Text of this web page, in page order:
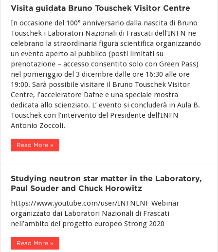
Visita guidata Bruno Touschek Visitor Centre
In occasione del 100° anniversario dalla nascita di Bruno
Touschek i Laboratori Nazionali di Frascati dell’INFN ne
celebrano la straordinaria figura scientifica organizzando
un evento aperto al pubblico (posti limitati su
prenotazione – accesso consentito solo con Green Pass)
nel pomeriggio del 3 dicembre dalle ore 16:30 alle ore
19:00. Sarà possibile visitare il Bruno Touschek Visitor
Centre, l’acceleratore Dafne e una speciale mostra
dedicata allo scienziato. L’ evento si concluderà in Aula B.
Touschek con l’intervento del Presidente dell’INFN
Antonio Zoccoli.
Read More »
Studying neutron star matter in the Laboratory,
Paul Souder and Chuck Horowitz
https://www.youtube.com/user/INFNLNF Webinar
organizzato dai Laboratori Nazionali di Frascati
nell’ambito del progetto europeo Strong 2020
Read More »